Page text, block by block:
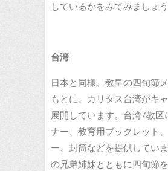
しているかをみてみましょう
台湾
日本と同様、教皇の四旬節
もとに、カリタス台湾がキ
展開しています。台湾7教区
ナー、教育用ブックレット
ー、封筒などを提供してい
の兄弟姉妹とともに四旬節